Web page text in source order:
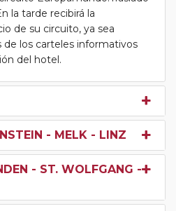
la tarde recibirá la
de su circuito, ya sea
los carteles informativos
del hotel.
- MELK - LINZ
- ST. WOLFGANG -